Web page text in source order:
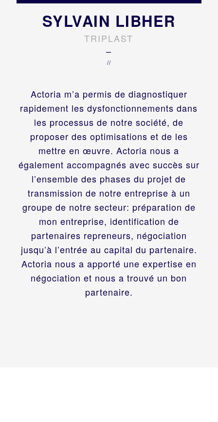
Actoria m’a permis de diagnostiquer
rapidement les dysfonctionnements dans
les processus de notre société, de
proposer des optimisations et de les
mettre en œuvre. Actoria nous a
également accompagnés avec succès sur
l’ensemble des phases du projet de
transmission de notre entreprise à un
groupe de notre secteur: préparation de
mon entreprise, identification de
partenaires repreneurs, négociation
jusqu’à l’entrée au capital du partenaire.
Actoria nous a apporté une expertise en
négociation et nous a trouvé un bon
partenaire.
SYLVAIN LIBHER
TRIPLAST
–
//